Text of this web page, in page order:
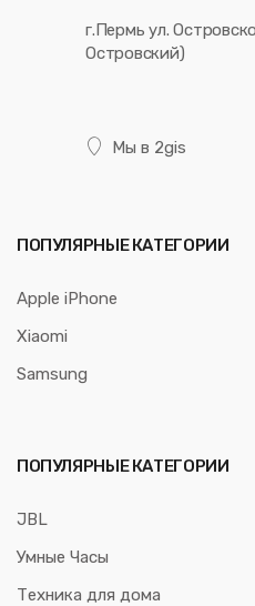
г.Пермь ул.
Островский)
Мы в 2gis
ПОПУЛЯРНЫЕ КАТЕГОРИИ
Apple iPhone
Xiaomi
Samsung
ПОПУЛЯРНЫЕ КАТЕГОРИИ
JBL
Умные Часы
Техника для дома